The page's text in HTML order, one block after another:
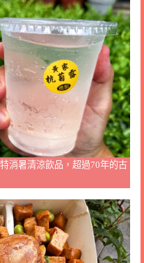
消暑清涼飲品，超過70年的古